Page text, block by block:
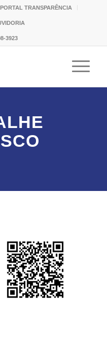
PORTAL TRANSPARÊNCIA
3923